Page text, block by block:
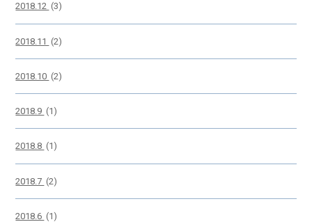
2018.12 (3)
2018.11 (2)
2018.10 (2)
2018.9 (1)
2018.8 (1)
2018.7 (2)
2018.6 (1)